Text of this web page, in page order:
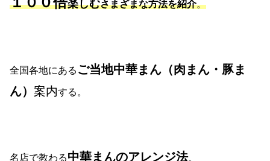
楽しむさまざまな方法を紹介。
全国各地にある ご当地中華まん（肉まん・豚ま
ん） 案内する。
名店で教わる中華まんのアレンジ法。